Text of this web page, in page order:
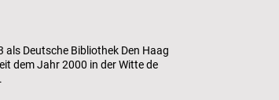
Deutsche Bibliothek Den Haag
dem Jahr 2000 in der Witte de